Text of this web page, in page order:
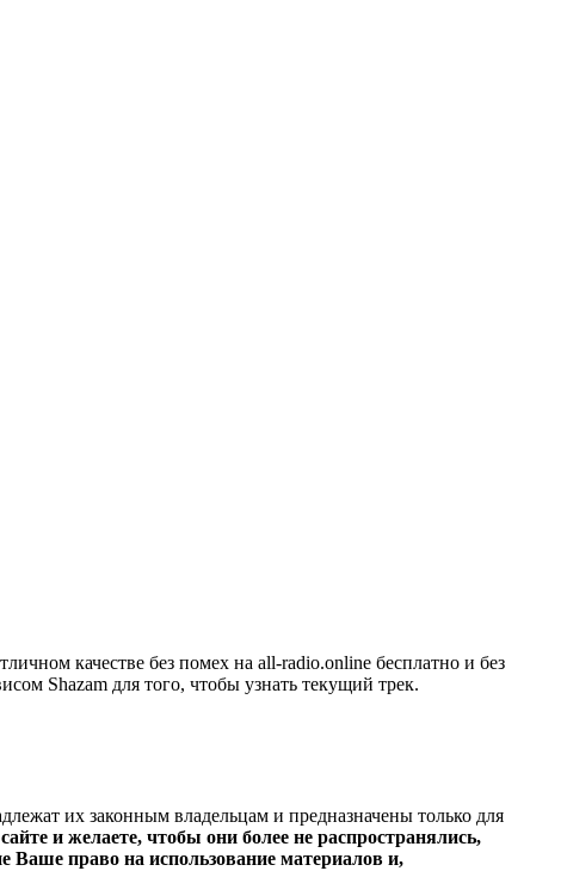
качестве без помех на all-radio.online бесплатно и без
Shazam для того, чтобы узнать текущий трек.
их законным владельцам и предназначены только для
и желаете, чтобы они более не распространялись,
право на использование материалов и,